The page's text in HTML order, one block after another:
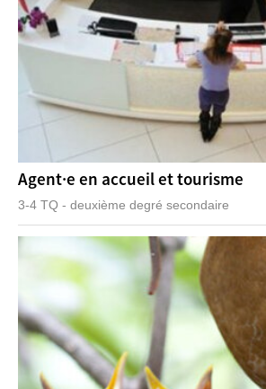
Agent·e en accueil et tourisme
3-4 TQ - deuxième degré secondaire